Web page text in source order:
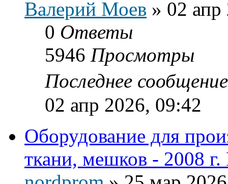
Валерий Моев » 02
0 Ответы
5946 Просмотры
Последнее
02 апр 2026, 09:42
Оборудование для
ткани, мешков - 2008 г.